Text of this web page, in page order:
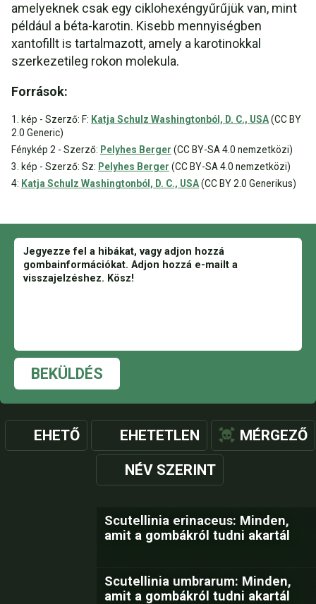
amelyeknek csak egy ciklohexéngyűrűjük van, mint
például a béta-karotin. Kisebb mennyiségben
xantofillt is tartalmazott, amely a karotinokkal
szerkezetileg rokon molekula.
Források:
1. kép - Szerző: F: Katja Schulz Washingtonból, D. C., USA(CC BY
2.0 Generic)
Fénykép 2 - Szerző: Pelyhes Berger (CC BY-SA 4.0 nemzetközi)
3. kép - Szerző: Sz: Pelyhes Berger (CC BY-SA 4.0 nemzetközi)
4: Katja Schulz Washingtonból, D. C., USA(CC BY 2.0 Generikus)
BEKÜLDÉS
EHETŐ EHETETLEN MÉRGEZŐ
NÉV SZERINT
Scutellinia erinaceus: Minden,
amit a gombákról tudni akartál
Scutellinia umbrarum: Minden,
amit a gombákról tudni akartál